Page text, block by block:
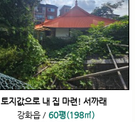
토지값으로 내 집 마련! 서까래
강화읍/ 60평(198㎡)